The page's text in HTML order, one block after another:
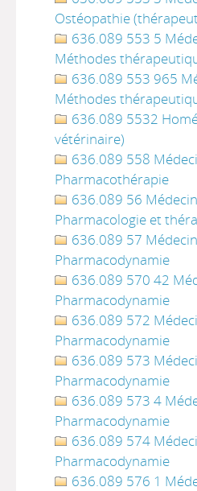
Ostéopathie
636.089 553 5
Méthodes
636.089 553 965
Méthodes
636.089 5532
vétérinaire)
636.089 558
Pharmacothérapie
636.089 56
Pharmacologie et
636.089 57
Pharmacodynamie
636.089 570 42
Pharmacodynamie
636.089 572
Pharmacodynamie
636.089 573
Pharmacodynamie
636.089 573 4
Pharmacodynamie
636.089 574
Pharmacodynamie
636.089 576 1